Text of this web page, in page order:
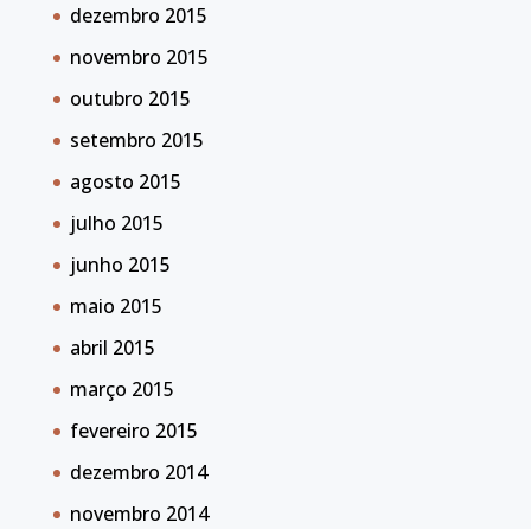
dezembro 2015
novembro 2015
outubro 2015
setembro 2015
agosto 2015
julho 2015
junho 2015
maio 2015
abril 2015
março 2015
fevereiro 2015
dezembro 2014
novembro 2014